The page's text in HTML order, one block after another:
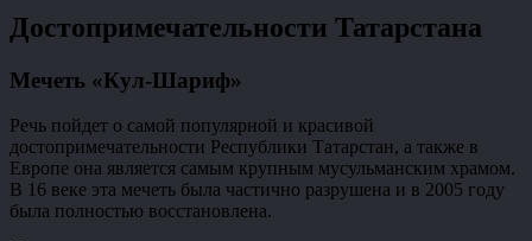
Достопримечательности Татарстана
Мечеть «Кул-Шариф»
Речь пойдет о самой популярной и красивой
достопримечательности Республики Татарстан, а также в
Европе она является самым крупным мусульманским храмом.
В 16 веке эта мечеть была частично разрушена и в 2005 году
была полностью восстановлена.